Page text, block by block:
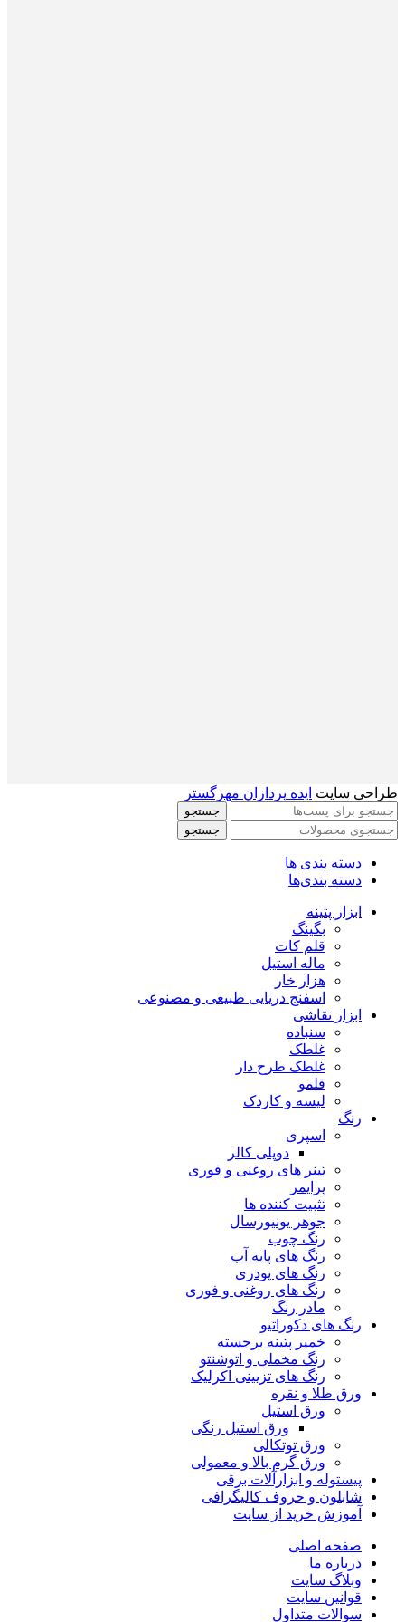
طراحی سایت ایده پردازان مهرگستر
جستجو
جستجو
دسته بندی ها
دسته بندی‌ها
ابزار پتینه
بگینگ
قلم کات
ماله استیل
هزار خار
اسفنج دریایی طبیعی و مصنوعی
ابزار نقاشی
سنباده
غلطک
غلطک طرح دار
قلمو
لیسه و کاردک
رنگ
اسپری
دوپلی کالر
تینر های روغنی و فوری
پرایمر
تثبیت کننده ها
جوهر یونیورسال
رنگ چوب
رنگ‌ های پایه آب
رنگ های پودری
رنگ‌ های روغنی و فوری
مادر رنگ
رنگ های دکوراتیو
خمیر پتینه برجسته
رنگ مخملی و اتوشنتو
رنگ های تزیینی اکرلیک
ورق طلا و نقره
ورق استیل
ورق استیل رنگی
ورق توتکالی
ورق گرم بالا و معمولی
پیستوله و ابزارآلات برقی
شابلون و حروف کالیگرافی
آموزش خرید از سایت
صفحه اصلی
درباره ما
وبلاگ سایت
قوانین سایت
سوالات متداول